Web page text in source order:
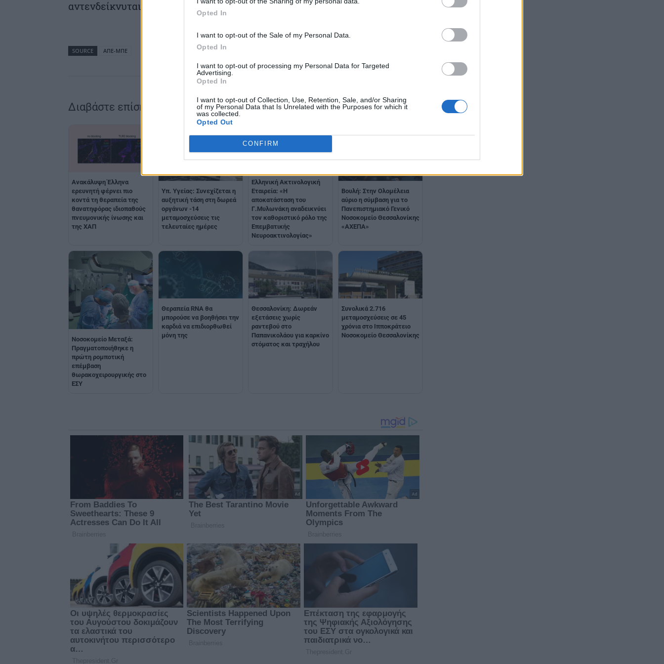
Opted In
I want to opt-out of the Sale of my Personal Data.
Opted In
I want to opt-out of processing my Personal Data for Targeted
Advertising.
Opted In
I want to opt-out of Collection, Use, Retention, Sale, and/or Sharing
of my Personal Data that Is Unrelated with the Purposes for which it
was collected.
Opted Out
CONFIRM
αντενδείκνυται ή έχει αποτύχει».
SOURCE ΑΠΕ-ΜΠΕ
Διαβάστε επίσης
Ανακάλυψη Έλληνα
ερευνητή φέρνει πιο
κοντά τη θεραπεία της
θανατηφόρας ιδιοπαθούς
πνευμονικής ίνωσης και
της ΧΑΠ
Υπ. Υγείας: Συνεχίζεται η
αυξητική τάση στη δωρεά
οργάνων -14
μεταμοσχεύσεις τις
τελευταίες ημέρες
Ελληνική Ακτινολογική
Εταιρεία: «Η
αποκατάσταση του
Γ.Μυλωνάκη αναδεικνύει
τον καθοριστικό ρόλο της
Επεμβατικής
Νευροακτινολογίας»
Βουλή: Στην Ολομέλεια
αύριο η σύμβαση για το
Πανεπιστημιακό Γενικό
Νοσοκομείο Θεσσαλονίκης
«ΑΧΕΠΑ»
Νοσοκομείο Μεταξά:
Πραγματοποιήθηκε η
πρώτη ρομποτική
επέμβαση
θωρακοχειρουργικής στο
ΕΣΥ
Θεραπεία RNA θα
μπορούσε να βοηθήσει την
καρδιά να επιδιορθωθεί
μόνη της
Θεσσαλονίκη: Δωρεάν
εξετάσεις χωρίς
ραντεβού στο
Παπανικολάου για καρκίνο
στόματος και τραχήλου
Συνολικά 2.716
μεταμοσχεύσεις σε 45
χρόνια στο Ιπποκράτειο
Νοσοκομείο Θεσσαλονίκης